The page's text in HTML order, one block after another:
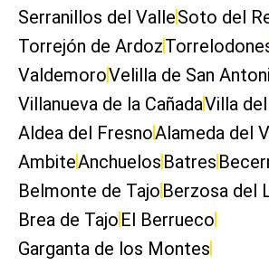
Serranillos del ValleSoto del
Torrejón de Ardoz
ValdemoroVelilla de San
Villanueva de la CañadaVilla
Aldea del FresnoAlameda del
AmbiteAnchuelos Batres
Belmonte de Tajo Berzosa del
Brea de Tajo El Berrueco
Garganta de los Montes